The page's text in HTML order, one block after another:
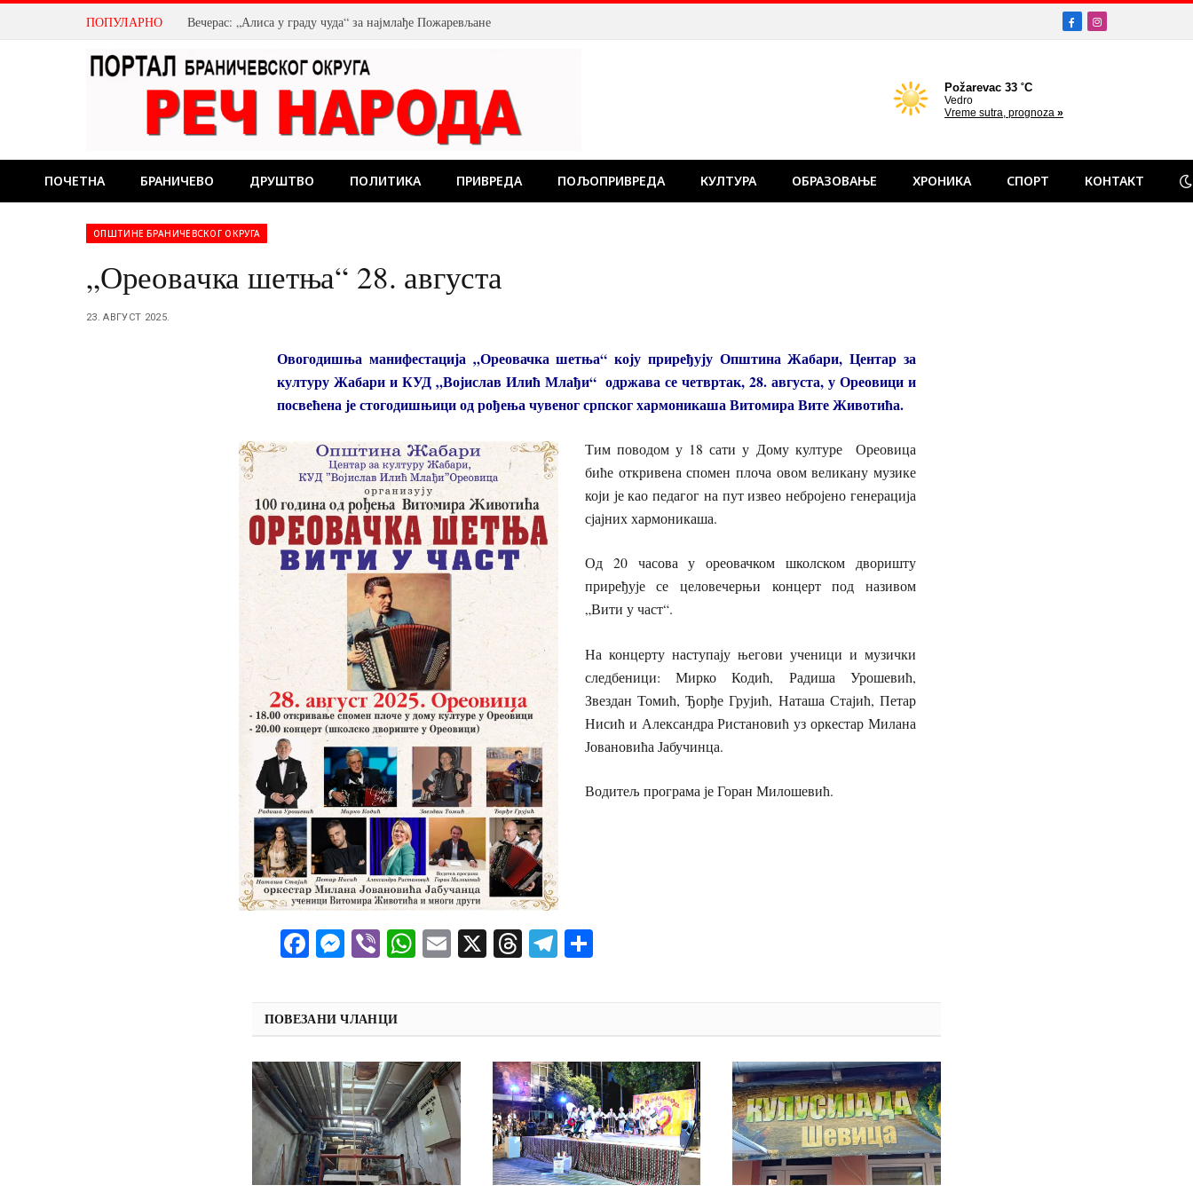
ПОПУЛАРНО Вечерас: „Алиса у граду чуда“ за најмлађе Пожаревљане FacebookInstagram
ПОЧЕТНА БРАНИЧЕВО ДРУШТВО ПОЛИТИКА ПРИВРЕДА ПОЉОПРИВРЕДА КУЛТУРА ОБРАЗОВАЊЕ ХРОНИКА СПОРТ КОНТАКТ
ОПШТИНЕ БРАНИЧЕВСКОГ ОКРУГА
„Ореовачка шетња“ 28. августа
23. АВГУСТ 2025.
Овогодишња манифестација „Ореовачка шетња“ коју приређују Општина Жабари, Центар за
културу Жабари и КУД „Војислав Илић Млађи“ одржава се четвртак, 28. августа, у Ореовици и
посвећена је стогодишњици од рођења чувеног српског хармоникаша Витомира Вите Животића.
Тим поводом у 18 сати у Дому културе Ореовица
биће откривена спомен плоча овом великану музике
који је као педагог на пут извео небројено генерација
сјајних хармоникаша.
Од 20 часова у ореовачком школском дворишту
приређује се целовечерњи концерт под називом
„Вити у част“.
На концерту наступају његови ученици и музички
следбеници: Мирко Кодић, Радиша Урошевић,
Звездан Томић, Ђорђе Грујић, Наташа Стајић, Петар
Нисић и Александра Ристановић уз оркестар Милана
Јовановића Јабучинца.
Водитељ програма је Горан Милошевић.
Facebook
Messenger
ViberWhatsApp
Email
X ThreadsTelegram
ПОВЕЗАНИ ЧЛАНЦИ